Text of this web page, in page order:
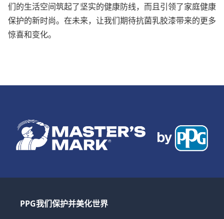
们的生活空间筑起了坚实的健康防线，而且引领了家庭健康
保护的新时尚。在未来，让我们期待抗菌乳胶漆带来的更多
惊喜和变化。
PPG我们保护并美化世界